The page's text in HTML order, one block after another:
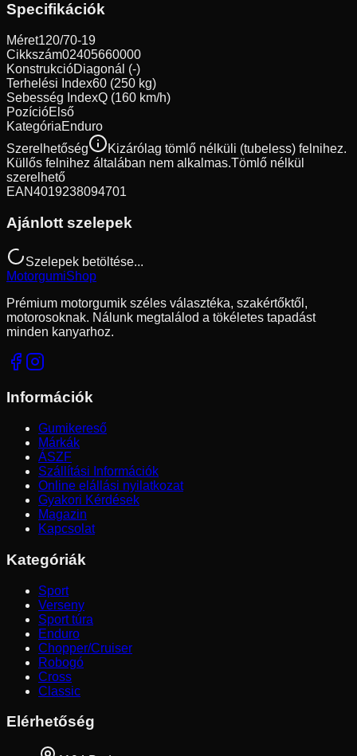
Specifikációk
Méret120/70-19
Cikkszám02405660000
KonstrukcióDiagonál (-)
Terhelési Index60 (250 kg)
Sebesség IndexQ (160 km/h)
PozícióElső
KategóriaEnduro
Szerelhetőség
Kizárólag tömlő nélküli (tubeless) felnihez.
Küllős felnihez általában nem alkalmas.Tömlő nélkül
szerelhető
EAN4019238094701
Ajánlott szelepek
Szelepek betöltése...
MotorgumiShop
Prémium motorgumik széles választéka, szakértőktől,
motorosoknak. Nálunk megtalálod a tökéletes tapadást
minden kanyarhoz.
Információk
Gumikereső
Márkák
ÁSZF
Szállítási Információk
Online elállási nyilatkozat
Gyakori Kérdések
Magazin
Kapcsolat
Kategóriák
Sport
Verseny
Sport túra
Enduro
Chopper/Cruiser
Robogó
Cross
Classic
Elérhetőség